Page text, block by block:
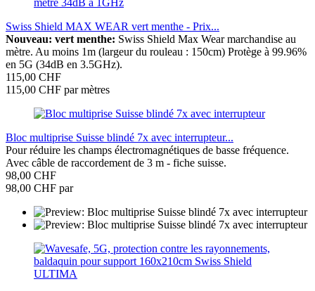
Swiss Shield MAX WEAR vert menthe - Prix...
Nouveau: vert menthe: Swiss Shield Max Wear marchandise au
mètre. Au moins 1m (largeur du rouleau : 150cm) Protège à 99.96%
en 5G (34dB en 3.5GHz).
115,00 CHF
115,00 CHF par mètres
Bloc multiprise Suisse blindé 7x avec interrupteur...
Pour réduire les champs électromagnétiques de basse fréquence.
Avec câble de raccordement de 3 m - fiche suisse.
98,00 CHF
98,00 CHF par